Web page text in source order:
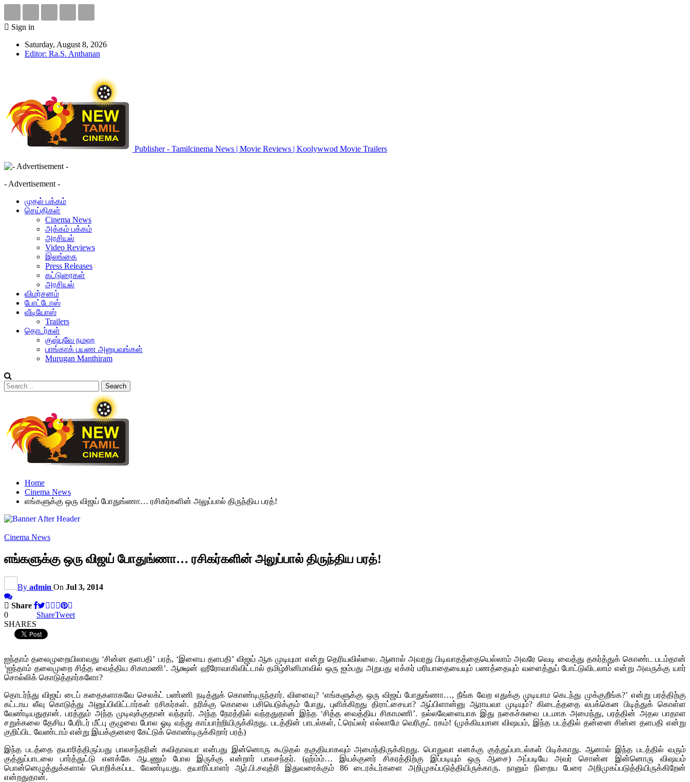
Sign in
Saturday, August 8, 2026
Editor: Ra.S. Anthanan
Publisher - Tamilcinema News | Movie Reviews | Koolywwod Movie Trailers
- Advertisement -
முதல் பக்கம்
செய்திகள்
Cinema News
அக்கம் பக்கம்
அரசியல்
Video Reviews
இலங்கை
Press Releases
கட்டுரைகள்
அரசியல்
விமர்சனம்
போட்டோஸ்
வீடியோஸ்
Trailers
தொடர்கள்
குஷ்புவே நமஹ
பாங்காக் பயண அனுபவங்கள்
Murugan Manthiram
Home
Cinema News
எங்களுக்கு ஒரு விஜய் போதுங்ணா… ரசிகர்களின் அலுப்பால் திருந்திய பரத்!
Cinema News
எங்களுக்கு ஒரு விஜய் போதுங்ணா… ரசிகர்களின் அலுப்பால் திருந்திய பரத்!
By admin On Jul 3, 2014
Share
0
SHARES
ShareTweet
ஐந்தாம் தலைமுறையிலாவது ‘சின்ன தளபதி’ பரத், ‘இளைய தளபதி’ விஜய் ஆக முடியுமா என்று தெரியவில்லை. ஆனால் அவரது பிடிவாதத்தையெல்லாம் அவரே வெடி வைத்து தகர்த்துக் கொண்ட படம்தான்
‘ஐந்தாம் தலைமுறை சித்த வைத்திய சிகாமணி’. ஆக்ஷன் ஹீரோவாகிவிட்டால் தமிழ்சினிமாவில் ஒரு ஐம்பது அறுபது ஏக்கர் மரியாதையையும் பணத்தையும் வளைத்துப் போட்டுவிடலாம் என்று அவருக்கு யார்
சொல்லிக் கொடுத்தார்களோ?
தொடர்ந்து விஜய் டைப் கதைகளாகவே செலக்ட் பண்ணி நடித்துக் கொண்டிருந்தார். விளைவு? ‘எங்களுக்கு ஒரு விஜய் போதுங்ணா…, நீங்க வேற எதுக்கு முடியாம கெடந்து முக்குறீங்க?’ என்று பரத்திற்கு
கட்டாய லீவு கொடுத்து அனுப்பிவிட்டார்கள் ரசிகர்கள். நரிக்கு கொலை பசியெடுக்கும் போது, புளிக்கிறது திராட்சையா? ஆப்பிளான்னு ஆராயவா முடியும்? கிடைத்ததை லபக்கென பிடித்துக் கொள்ள
வேண்டியதுதான். பரத்தும் அந்த முடிவுக்குதான் வந்தார். அந்த நேரத்தில் வந்ததுதான் இந்த ‘சித்த வைத்திய சிகாமணி’. நல்லவேளையாக இது நகைச்சுவை படமாக அமைந்து, பரத்தின் அதல பாதாள
சறுக்கலை தேசிய பேரிடர் மீட்பு குழுவை போல ஓடி வந்து காப்பாற்றியிருக்கிறது. படத்தின் பாடல்கள், ட்ரெய்லர் எல்லாமே வெரிகுட் ரகம்! (முக்கியமான விஷயம், இந்த படத்தில் தன்னை சின்ன தளபதி என்று
குறிப்பிட வேண்டாம் என்று இயக்குனரை கேட்டுக் கொண்டிருக்கிறார் பரத்)
இந்த படத்தை தயாரித்திருப்பது பாலசந்தரின் கவிதாலயா என்பது இன்னொரு கூடுதல் தகுதியாகவும் அமைந்திருக்கிறது. பொதுவா எனக்கு குத்துப்பாடல்கள் பிடிக்காது. ஆனால் இந்த படத்தில் வரும்
குத்துப்பாடலை பார்த்துட்டு எனக்கே ஆடணும் போல இருக்கு என்றார் பாலசந்தர். (ஹ்ம்ம்… இயக்குனர் சிகரத்திற்கு இப்படியும் ஒரு ஆசை) அப்படியே அவர் சொன்ன இன்னொரு விஷயம்
பொன்னெழுத்துக்களால் பொறிக்கப்பட வேண்டியது. தயாரிப்பாளர் ஆர்.பி.சவுத்ரி இதுவரைக்கும் 86 டைரக்டர்களை அறிமுகப்படுத்தியிருக்காரு. நானும் நிறைய பேரை அறிமுகப்படுத்தியிருக்கிறேன்
என்றதுதான்.